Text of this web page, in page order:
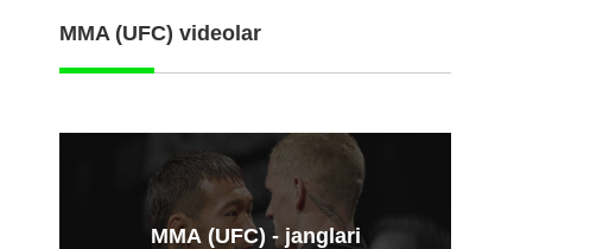
MMA (UFC) videolar
ММА (UFC) - janglari